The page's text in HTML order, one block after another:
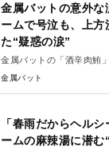
金属バットの意外
ームで号泣も、上方
た“疑惑の涙”
金属バットの「酒辛肉鮪
金属バット
「春雨だからヘル
ームの麻辣湯に潜む